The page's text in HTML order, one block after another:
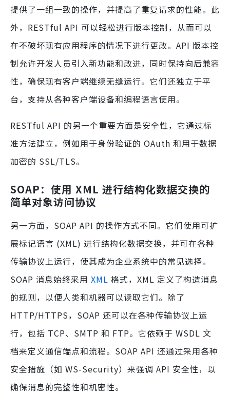
提供了一组一致的操作，并提高了重复请求的性能。此
外，RESTful API 可以轻松进行版本控制，从而可以
在不破坏现有应用程序的情况下进行更改。API 版本控
制允许开发人员引入新功能和改进，同时保持向后兼容
性，确保现有客户端继续无缝运行。它们还独立于平
台，支持从各种客户端设备和编程语言使用。
RESTful API 的另一个重要方面是安全性，它通过标
准方法建立，例如用于身份验证的 OAuth 和用于数据
加密的 SSL/TLS。
SOAP：使用 XML 进行结构化数据交换的
简单对象访问协议
另一方面，SOAP API 的操作方式不同。它们使用可扩
展标记语言 (XML) 进行结构化数据交换，并可在各种
传输协议上运行，使其成为企业系统中的常见选择。
SOAP 消息始终采用 XML 格式，XML 定义了构造消息
的规则，以便人类和机器可以读取它们。除了
HTTP/HTTPS，SOAP 还可以在各种传输协议上运
行，包括 TCP、SMTP 和 FTP。它依赖于 WSDL 文
档来定义通信端点和流程。SOAP API 还通过采用各种
安全措施（如 WS-Security）来强调 API 安全性，以
确保消息的完整性和机密性。